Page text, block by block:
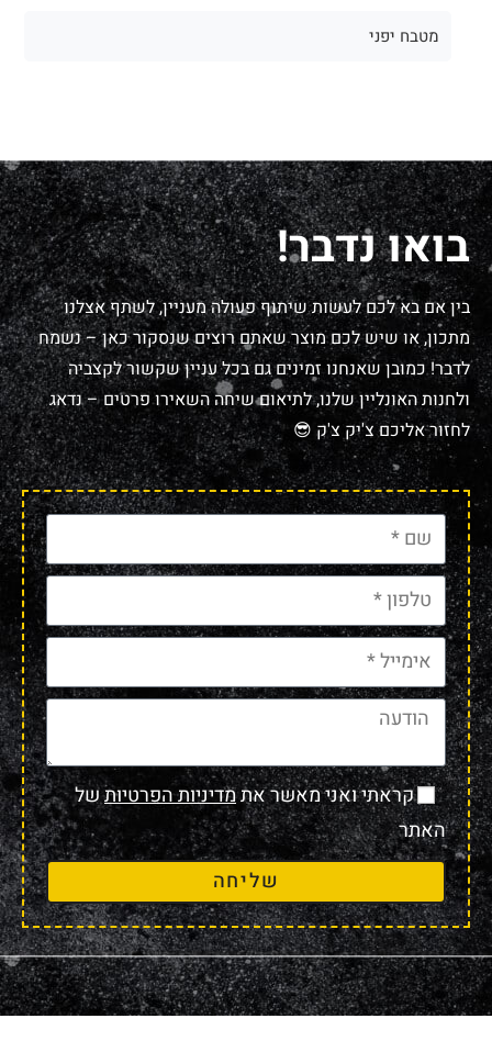
מטבח יפני
בואו נדבר!
בין אם בא לכם לעשות שיתוף פעולה מעניין, לשתף אצלנו
מתכון, או שיש לכם מוצר שאתם רוצים שנסקור כאן – נשמח
לדבר! כמובן שאנחנו זמינים גם בכל עניין שקשור לקצביה
ולחנות האונליין שלנו, לתיאום שיחה השאירו פרטים – נדאג
לחזור אליכם צ'יק צ'ק 😎
קראתי ואני מאשר אתמדיניות הפרטיותשל
האתר
שליחה